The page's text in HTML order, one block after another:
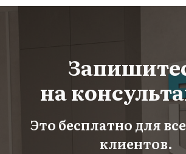
на
Это бесплатно для
клиентов.